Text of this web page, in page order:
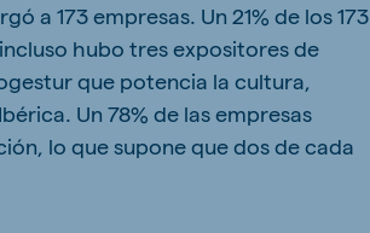
a 173 empresas. Un 21% de los 173
hubo tres expositores de
que potencia la cultura,
Un 78% de las empresas
lo que supone que dos de cada